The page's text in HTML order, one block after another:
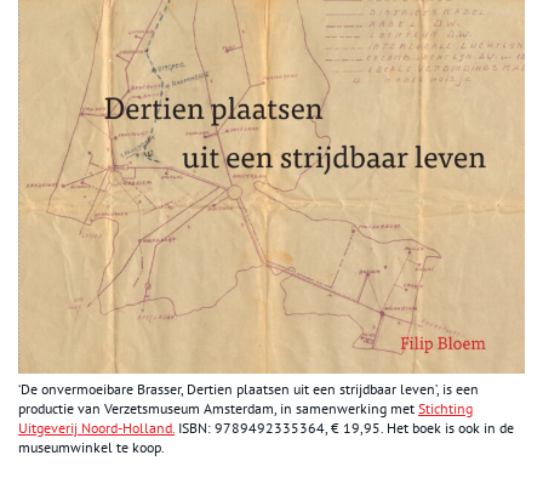
‘De onvermoeibare Brasser, Dertien plaatsen uit een strijdbaar leven’, is een
productie van Verzetsmuseum Amsterdam, in samenwerking met Stichting
Uitgeverij Noord-Holland. ISBN: 9789492335364, € 19,95. Het boek is ook in de
museumwinkel te koop.